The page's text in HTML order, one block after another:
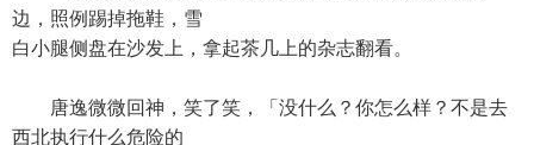
边，照例踢掉拖鞋，雪
白小腿侧盘在沙发上，拿起茶几上的杂志翻看。
唐逸微微回神，笑了笑，「没什么？你怎么样？不是去
西北执行什么危险的